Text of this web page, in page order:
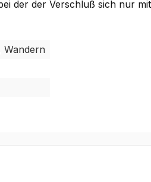
der der Verschluß sich nur
Wandern